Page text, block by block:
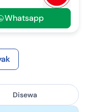
Whatsapp
Disewa